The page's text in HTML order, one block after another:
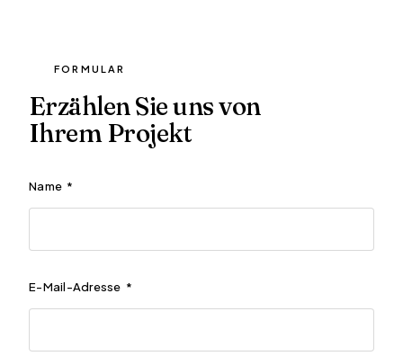
FORMULAR
Erzählen Sie uns von
Ihrem Projekt
Name *
E-Mail-Adresse *